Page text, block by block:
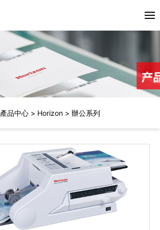
首頁
產品中心
Horizon
Foliant
Zechini
合作夥伴
解決方案
新聞資訊
公司動態
行業資訊
聯繫我們
產品中心 > Horizon > 辦公系列